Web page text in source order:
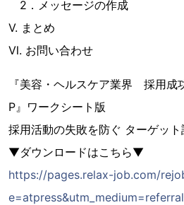
2．メッセージの作成
Ⅴ. まとめ
Ⅵ. お問い合わせ
『美容・ヘルスケア業界 採⽤成
P』ワークシート版
採用活動の失敗を防ぐ ターゲッ
▼ダウンロードはこちら▼
https://pages.relax-job.com/